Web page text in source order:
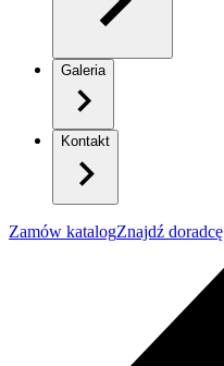
Galeria
Kontakt
Zamów katalogZnajdź doradcę